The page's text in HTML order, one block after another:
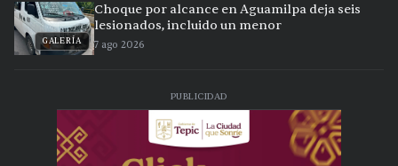
GALERÍA
Choque por alcance en Aguamilpa deja seis
lesionados, incluido un menor
7 ago 2026
PUBLICIDAD